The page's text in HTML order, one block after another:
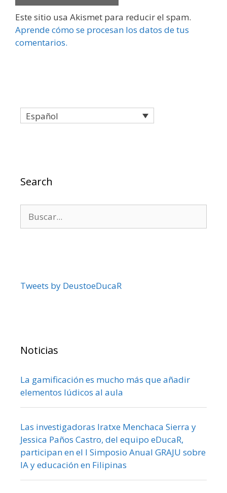
Este sitio usa Akismet para reducir el spam.
Aprende cómo se procesan los datos de tus
comentarios.
Español
Search
Tweets by DeustoeDucaR
Noticias
La gamificación es mucho más que añadir
elementos lúdicos al aula
Las investigadoras Iratxe Menchaca Sierra y
Jessica Paños Castro, del equipo eDucaR,
participan en el I Simposio Anual GRAJU sobre
IA y educación en Filipinas